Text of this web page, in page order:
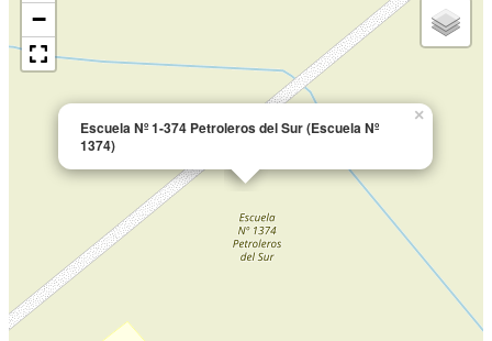
Escuela Nº 1-374 Petroleros del Sur (Escuela Nº
1374)
×
−